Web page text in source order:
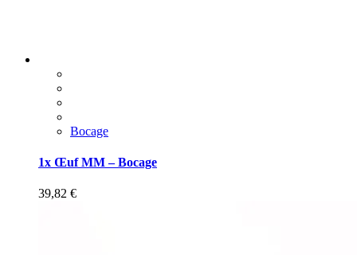
Bocage
1x Œuf MM – Bocage
39,82 €